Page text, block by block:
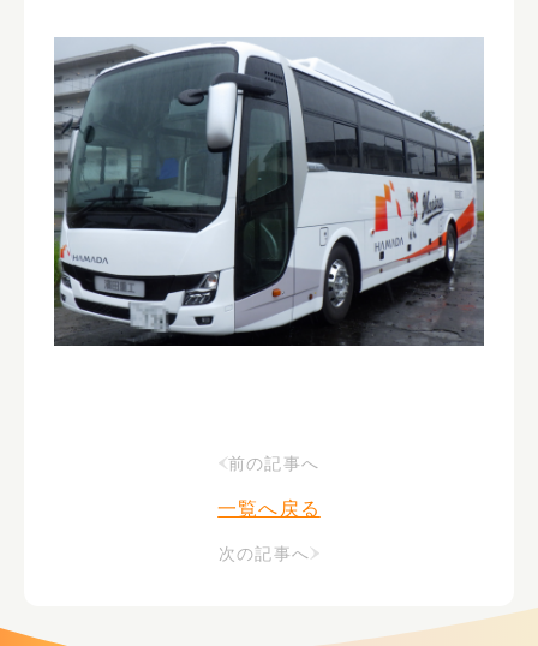
前の記事へ
一覧へ戻る
次の記事へ